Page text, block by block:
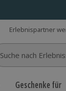
Erlebnispartner
nach
Geschenke für